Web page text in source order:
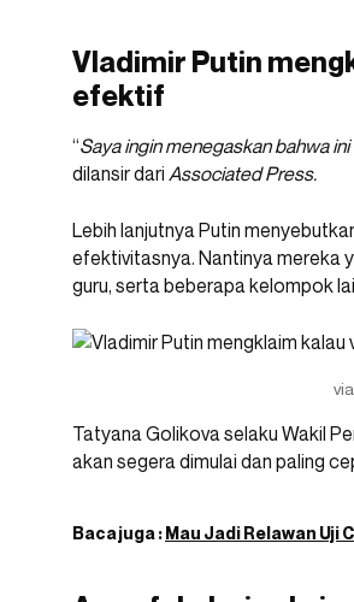
Vladimir Putin
efektif
“Saya ingin menegaskan bahwa
dilansir dari Associated Press.
Lebih lanjutnya Putin
efektivitasnya. Nantinya mereka
guru, serta beberapa kelompok
Tatyana Golikova selaku Wakil
akan segera dimulai dan paling
Baca juga :Mau Jadi Relawan Uji